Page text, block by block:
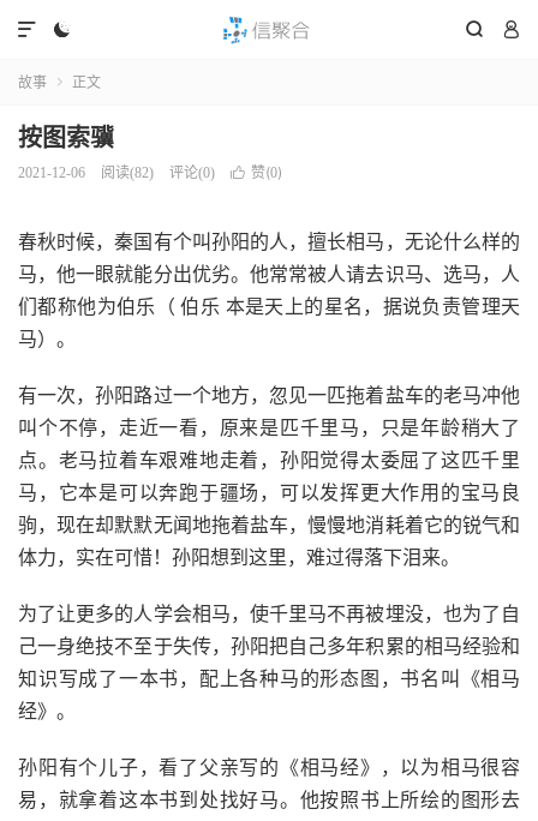
  

故事  正文
按图索骥
2021-12-06 阅读(82) 评论(0)  赞(0)
春秋时候，秦国有个叫孙阳的人，擅长相马，无论什么样的
马，他一眼就能分出优劣。他常常被人请去识马、选马，人
们都称他为伯乐（ 伯乐 本是天上的星名，据说负责管理天
马）。
有一次，孙阳路过一个地方，忽见一匹拖着盐车的老马冲他
叫个不停，走近一看，原来是匹千里马，只是年龄稍大了
点。老马拉着车艰难地走着，孙阳觉得太委屈了这匹千里
马，它本是可以奔跑于疆场，可以发挥更大作用的宝马良
驹，现在却默默无闻地拖着盐车，慢慢地消耗着它的锐气和
体力，实在可惜！孙阳想到这里，难过得落下泪来。
为了让更多的人学会相马，使千里马不再被埋没，也为了自
己一身绝技不至于失传，孙阳把自己多年积累的相马经验和
知识写成了一本书，配上各种马的形态图，书名叫《相马
经》。
孙阳有个儿子，看了父亲写的《相马经》，以为相马很容
易，就拿着这本书到处找好马。他按照书上所绘的图形去